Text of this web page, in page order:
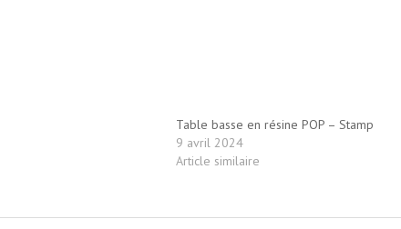
Table basse en résine POP – Stamp
9 avril 2024
Article similaire